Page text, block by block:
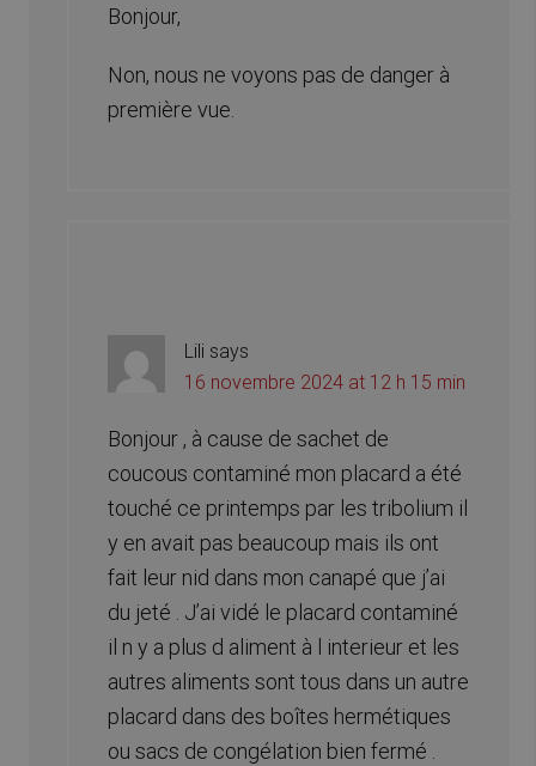
Bonjour,
Non, nous ne voyons pas de danger à
première vue.
Lili says
16 novembre 2024 at 12 h 15 min
Bonjour , à cause de sachet de
coucous contaminé mon placard a été
touché ce printemps par les tribolium il
y en avait pas beaucoup mais ils ont
fait leur nid dans mon canapé que j’ai
du jeté . J’ai vidé le placard contaminé
il n y a plus d aliment à l interieur et les
autres aliments sont tous dans un autre
placard dans des boîtes hermétiques
ou sacs de congélation bien fermé .